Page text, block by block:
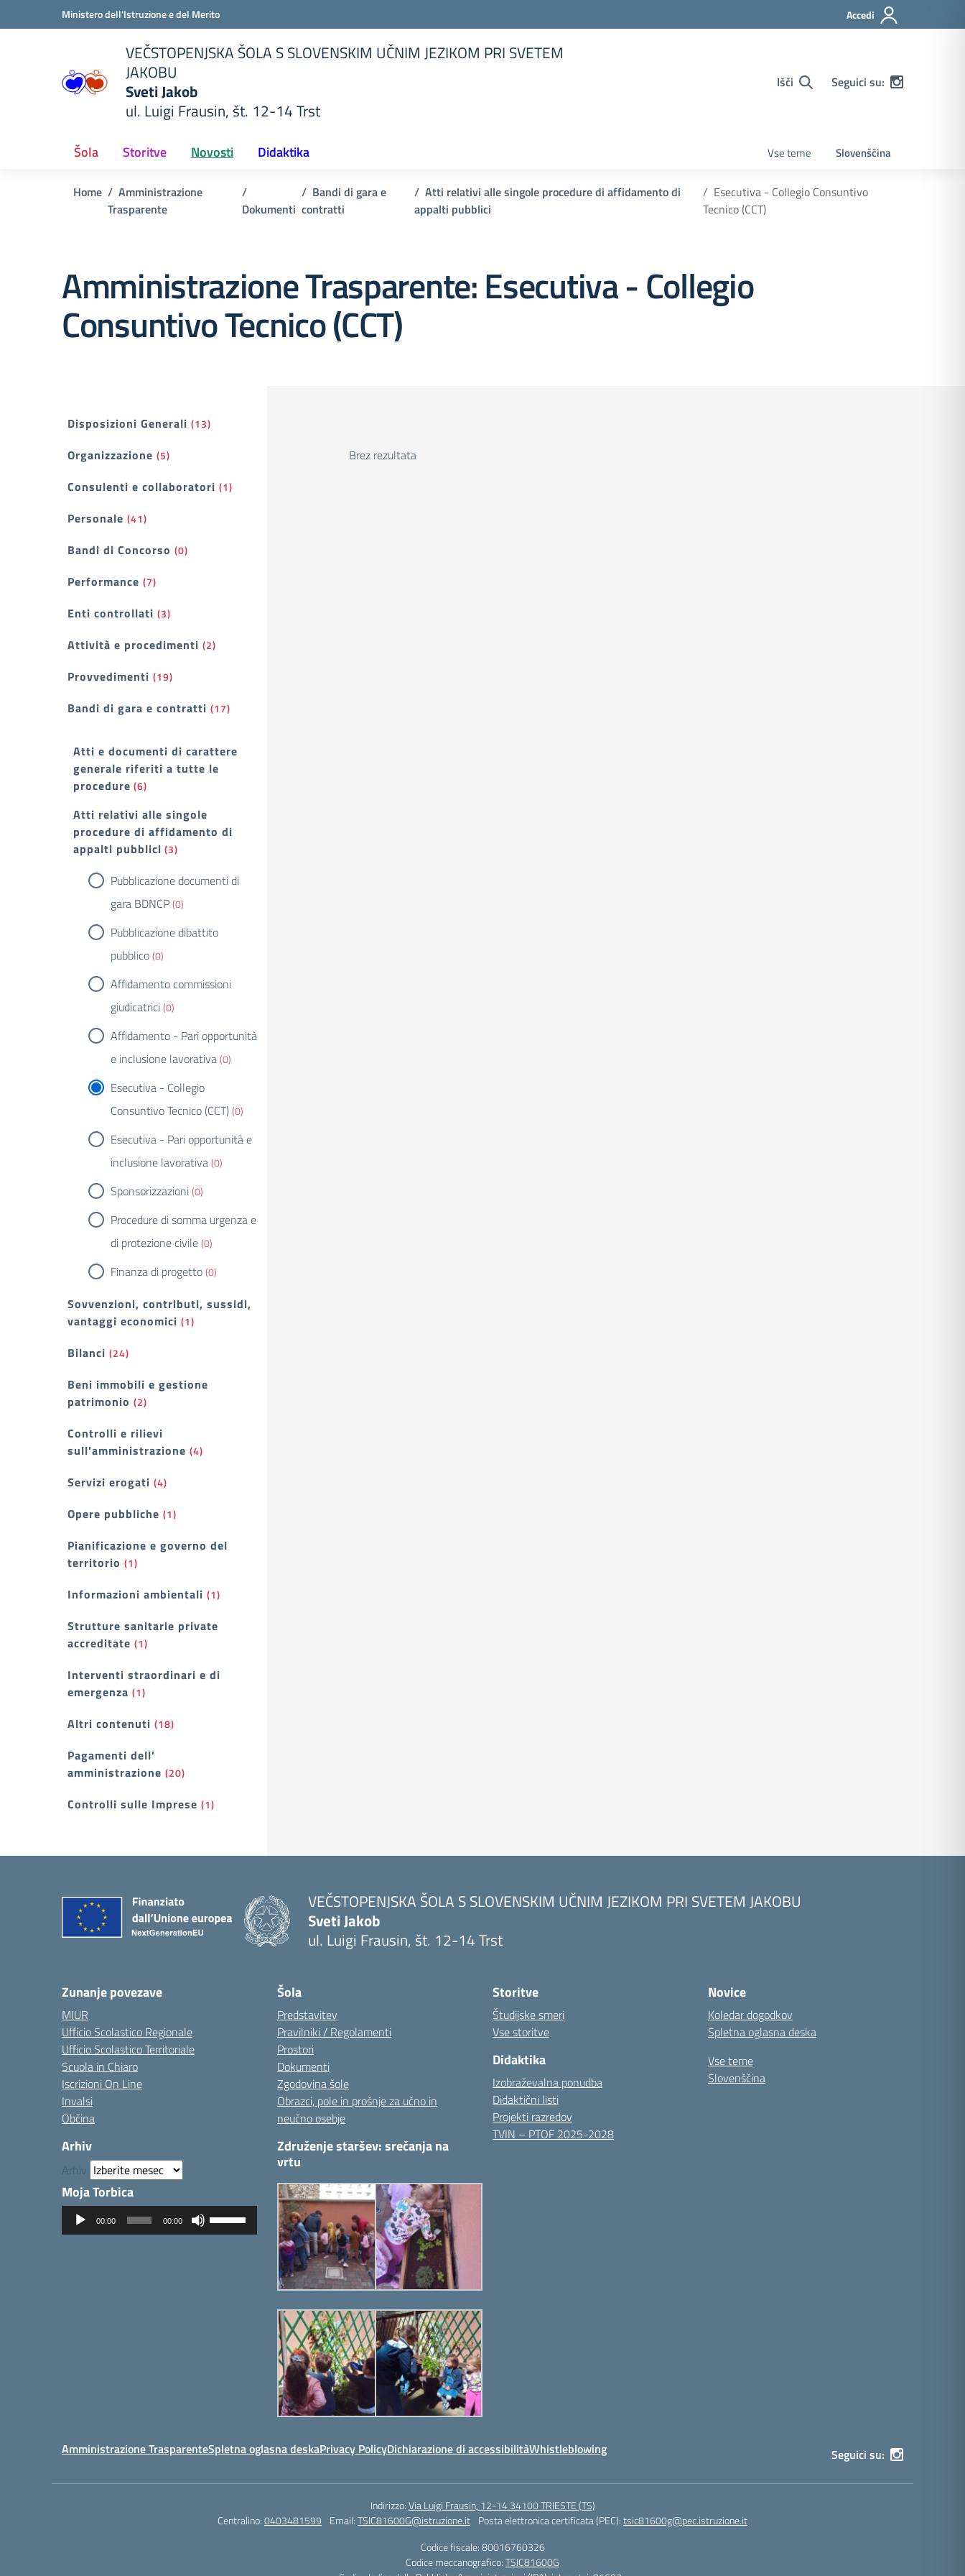
Vai ai contenuti
Vai al menu di navigazioneMinistero dell'Istruzione e del Merito Accedi
VEČSTOPENJSKA ŠOLA S SLOVENSKIM UČNIM JEZIKOM PRI SVETEM
JAKOBU
Sveti Jakob
ul. Luigi Frausin, št. 12-14 Trst
Išči Seguici su:
Šola Storitve Novosti Didaktika Vse teme Slovenščina
Home
Amministrazione
Trasparente
Dokumenti
Bandi di gara e
contratti
Atti relativi alle singole procedure di affidamento di
appalti pubblici
Esecutiva - Collegio Consuntivo
Tecnico (CCT)
Amministrazione Trasparente:Esecutiva - Collegio
Consuntivo Tecnico (CCT)
Filtri
Disposizioni Generali (13)
Organizzazione (5)
Consulenti e collaboratori (1)
Personale (41)
Bandi di Concorso (0)
Performance (7)
Enti controllati (3)
Attività e procedimenti (2)
Provvedimenti (19)
Bandi di gara e contratti (17)
Atti e documenti di carattere
generale riferiti a tutte le
procedure (6)
Atti relativi alle singole
procedure di affidamento di
appalti pubblici (3)
Pubblicazione documenti di
gara BDNCP(0)
Pubblicazione dibattito
pubblico(0)
Affidamento commissioni
giudicatrici(0)
Affidamento - Pari opportunità
e inclusione lavorativa(0)
Esecutiva - Collegio
Consuntivo Tecnico (CCT)(0)
Esecutiva - Pari opportunità e
inclusione lavorativa(0)
Sponsorizzazioni(0)
Procedure di somma urgenza e
di protezione civile(0)
Finanza di progetto(0)
Sovvenzioni, contributi, sussidi,
vantaggi economici (1)
Bilanci (24)
Beni immobili e gestione
patrimonio (2)
Controlli e rilievi
sull'amministrazione (4)
Servizi erogati (4)
Opere pubbliche (1)
Pianificazione e governo del
territorio (1)
Informazioni ambientali (1)
Strutture sanitarie private
accreditate (1)
Interventi straordinari e di
emergenza (1)
Altri contenuti (18)
Pagamenti dell’
amministrazione (20)
Controlli sulle Imprese (1)
Brez rezultata
VEČSTOPENJSKA ŠOLA S SLOVENSKIM UČNIM JEZIKOM PRI SVETEM JAKOBU
Sveti Jakob
ul. Luigi Frausin, št. 12-14 Trst
Zunanje povezave
MIUR
Ufficio Scolastico Regionale
Ufficio Scolastico Territoriale
Scuola in Chiaro
Iscrizioni On Line
Invalsi
Občina
Arhiv
Arhiv
Moja Torbica
Predvajalnik
zvoka
00:00 00:00
zmanjševanje
Šola
Predstavitev
Pravilniki / Regolamenti
Prostori
Dokumenti
Zgodovina šole
Obrazci, pole in prošnje za učno in
neučno osebje
Združenje staršev: srečanja na
vrtu
Storitve
Študijske smeri
Vse storitve
Didaktika
Izobraževalna ponudba
Didaktični listi
Projekti razredov
TVIN – PTOF 2025-2028
Novice
Koledar dogodkov
Spletna oglasna deska
Vse teme
Slovenščina
Amministrazione TrasparenteSpletna oglasna deskaPrivacy PolicyDichiarazione di accessibilitàWhistleblowing Seguici su:
Indirizzo:Via Luigi Frausin, 12-14 34100 TRIESTE (TS)
Centralino:0403481599 Email:TSIC81600G@istruzione.it Posta elettronica certificata (PEC):tsic81600g@pec.istruzione.it
Codice fiscale: 80016760326
Codice meccanografico:TSIC81600G